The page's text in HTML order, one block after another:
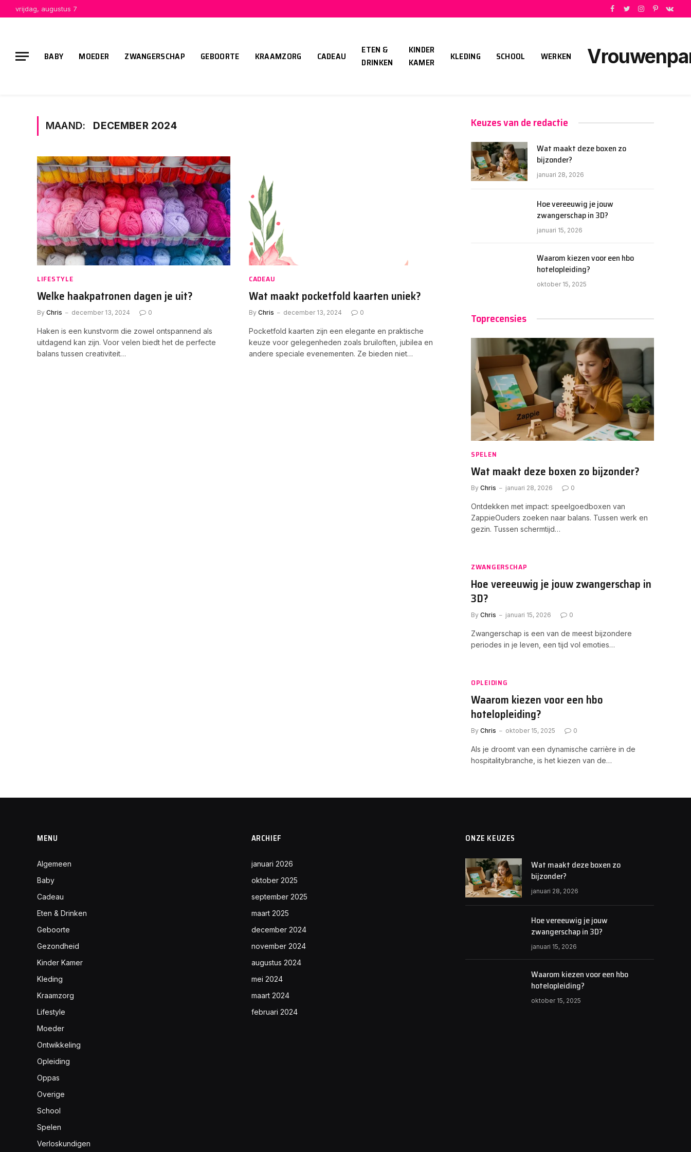
vrijdag, augustus 7
Facebook
TwitterInstagram
Pinterest
BABY MOEDER ZWANGERSCHAP GEBOORTE KRAAMZORG CADEAU
ETEN &
DRINKEN
KINDER
KAMER
KLEDING SCHOOL WERKEN
MAAND: DECEMBER 2024
LIFESTYLE
Welke haakpatronen dagen je uit?
By Chris december 13, 2024 0
Haken is een kunstvorm die zowel ontspannend als
uitdagend kan zijn. Voor velen biedt het de perfecte
balans tussen creativiteit…
CADEAU
Wat maakt pocketfold kaarten uniek?
By Chris december 13, 2024 0
Pocketfold kaarten zijn een elegante en praktische
keuze voor gelegenheden zoals bruiloften, jubilea en
andere speciale evenementen. Ze bieden niet…
Keuzes van de redactie
Wat maakt deze boxen zo
bijzonder?
januari 28, 2026
Hoe vereeuwig je jouw
zwangerschap in 3D?
januari 15, 2026
Waarom kiezen voor een hbo
hotelopleiding?
oktober 15, 2025
Toprecensies
SPELEN
Wat maakt deze boxen zo bijzonder?
By Chris januari 28, 2026 0
Ontdekken met impact: speelgoedboxen van
ZappieOuders zoeken naar balans. Tussen werk en
gezin. Tussen schermtijd…
ZWANGERSCHAP
Hoe vereeuwig je jouw zwangerschap in
3D?
By Chris januari 15, 2026 0
Zwangerschap is een van de meest bijzondere
periodes in je leven, een tijd vol emoties…
OPLEIDING
Waarom kiezen voor een hbo
hotelopleiding?
By Chris oktober 15, 2025 0
Als je droomt van een dynamische carrière in de
hospitalitybranche, is het kiezen van de…
MENU
Algemeen
Baby
Cadeau
Eten & Drinken
Geboorte
Gezondheid
Kinder Kamer
Kleding
Kraamzorg
Lifestyle
Moeder
Ontwikkeling
Opleiding
Oppas
Overige
School
Spelen
Verloskundigen
ARCHIEF
januari 2026
oktober 2025
september 2025
maart 2025
december 2024
november 2024
augustus 2024
mei 2024
maart 2024
februari 2024
ONZE KEUZES
Wat maakt deze boxen zo
bijzonder?
januari 28, 2026
Hoe vereeuwig je jouw
zwangerschap in 3D?
januari 15, 2026
Waarom kiezen voor een hbo
hotelopleiding?
oktober 15, 2025